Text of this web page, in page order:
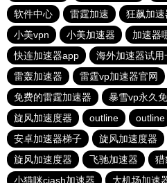
软件中心
雷霆加速 狂飙加速
小美vpn
小美加速器 加速器
快连加速器app
海外加速器试用
雷轰加速器
雷霆vp加速器官网
免费的雷霆加速器
暴雪vp永久
旋风加速度器
outline outline
安卓加速器梯子
旋风加速度器
旋风加速度器
飞驰加速器 猎
小猫咪ciash加速器
大机场加速